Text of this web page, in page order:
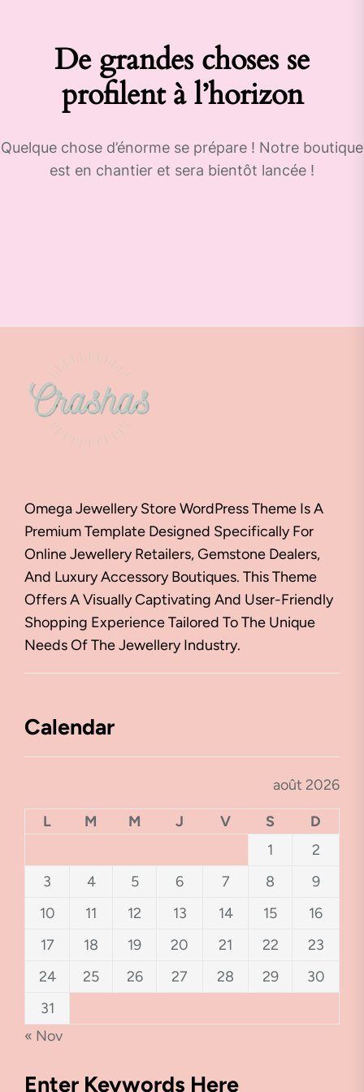
De grandes choses se
profilent à l’horizon
Quelque chose d’énorme se prépare ! Notre boutique
est en chantier et sera bientôt lancée !
Omega Jewellery Store WordPress Theme Is A
Premium Template Designed Specifically For
Online Jewellery Retailers, Gemstone Dealers,
And Luxury Accessory Boutiques. This Theme
Offers A Visually Captivating And User-Friendly
Shopping Experience Tailored To The Unique
Needs Of The Jewellery Industry.
Calendar
août 2026
L M M J V S
D
1
2
3
4 5 6 7 8
9
10
11 12 13 14 15
16
17
18 19 20 21 22
23
24
25 26 27 28 29
30
31
« Nov
Enter Keywords Here